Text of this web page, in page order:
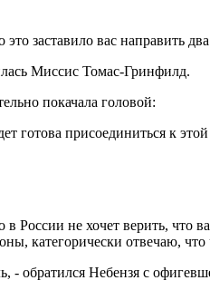
заставило вас направить
Миссис Томас-Гринфилд.
покачала головой:
готова присоединиться к
России не хочет верить, что
категорически отвечаю,
- обратился Небензя с